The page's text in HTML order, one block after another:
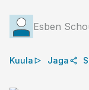
Esben
Kuula Jaga